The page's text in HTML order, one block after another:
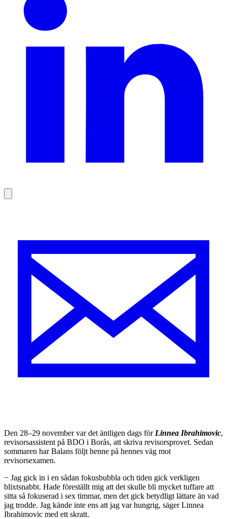
Den 28–29 november var det äntligen dags för Linnea Ibrahimovic,
revisorsassistent på BDO i Borås, att skriva revisorsprovet. Sedan
sommaren har Balans följt henne på hennes väg mot
revisorsexamen.
− Jag gick in i en sådan fokusbubbla och tiden gick verkligen
blixtsnabbt. Hade föreställt mig att det skulle bli mycket tuffare att
sitta så fokuserad i sex timmar, men det gick betydligt lättare än vad
jag trodde. Jag kände inte ens att jag var hungrig, säger Linnea
Ibrahimovic med ett skratt.